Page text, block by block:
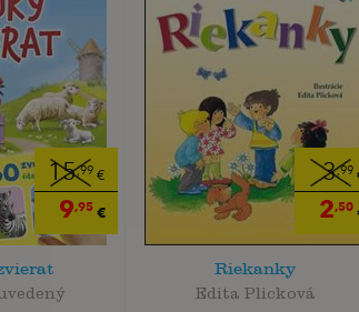
15,99 €
9,95 €
3,99
2,50
Riekanky
Edita Plicková